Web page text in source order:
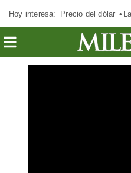
Hoy interesa: Precio del dólar